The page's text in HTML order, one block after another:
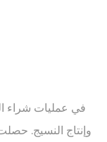
وإنتاج النسيج.